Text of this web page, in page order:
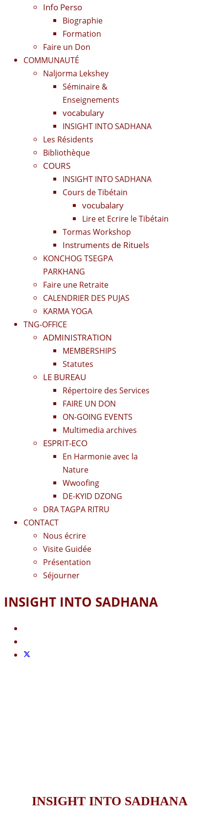
Info Perso
Biographie
Formation
Faire un Don
COMMUNAUTÉ
Naljorma Lekshey
Séminaire &
Enseignements
vocabulary
INSIGHT INTO SADHANA
Les Résidents
Bibliothèque
COURS
INSIGHT INTO SADHANA
Cours de Tibétain
vocubalary
Lire et Ecrire le Tibétain
Tormas Workshop
Instruments de Rituels
KONCHOG TSEGPA
PARKHANG
Faire une Retraite
CALENDRIER DES PUJAS
KARMA YOGA
TNG-OFFICE
ADMINISTRATION
MEMBERSHIPS
Statutes
LE BUREAU
Répertoire des Services
FAIRE UN DON
ON-GOING EVENTS
Multimedia archives
ESPRIT-ECO
En Harmonie avec la
Nature
Wwoofing
DE-KYID DZONG
DRA TAGPA RITRU
CONTACT
Nous écrire
Visite Guidée
Présentation
Séjourner
INSIGHT INTO SADHANA
INSIGHT INTO SADHANA